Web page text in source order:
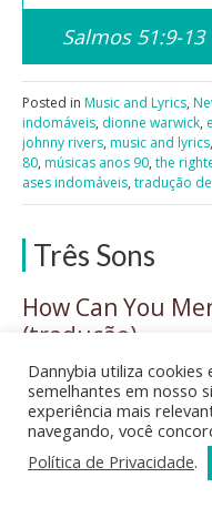
Salmos 51:9-13
Posted in Music and Lyrics,
indomáveis, dionne warwick,
johnny rivers, music and lyrics,
80, músicas anos 90, the
ases indomáveis, tradução
Três Sons
How Can You
(tradução)
Al Green
Also by: Bee Gees
Also by: Pholhas
Dannybia utiliza cookies
semelhantes em nosso
experiência mais
navegando, você
Política de Privacidade.